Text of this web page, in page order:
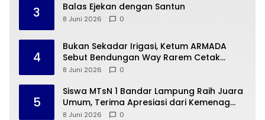
3 Balas Ejekan dengan Santun
8 Juni 2026 0
4
Bukan Sekadar Irigasi, Ketum ARMADA
Sebut Bendungan Way Rarem Cetak
Sejarah Peradaban Lampung
8 Juni 2026 0
5
Siswa MTsN 1 Bandar Lampung Raih Juara
Umum, Terima Apresiasi dari Kemenag
Kota Bandar Lampung
8 Juni 2026 0